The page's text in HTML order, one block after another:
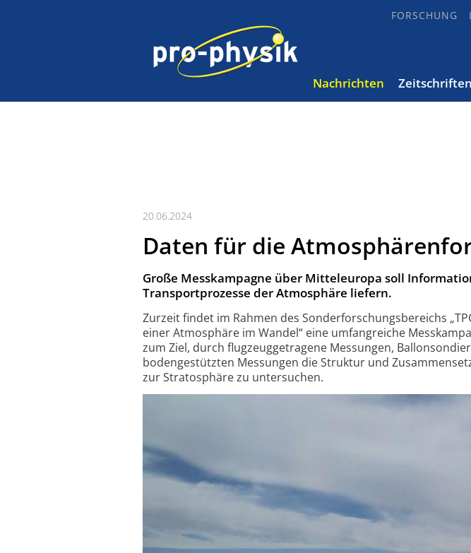
FORSCHUNG
Nachrichten Zeitschriften
20.06.2024
Daten für die
Große Messkampagne über Mitteleuropa soll
Transportprozesse der Atmosphäre liefern.
Zurzeit findet im Rahmen des Sonderforschungsbereichs
einer Atmosphäre im Wandel“ eine umfangreiche
zum Ziel, durch flugzeuggetragene Messungen,
bodengestützten Messungen die Struktur und
zur Stratosphäre zu untersuchen.